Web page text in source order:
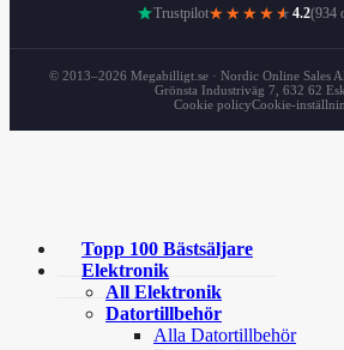
Trustpilot★★★★ ★ 4.2(934
© 2013–2026 Megabilligt.se · Nordic Online Sales
Grönsta Industriväg 7, 632 62
Cookie policyCookie-
Topp 100 Bästsäljare
Elektronik
All Elektronik
Datortillbehör
Alla Datortillbehör